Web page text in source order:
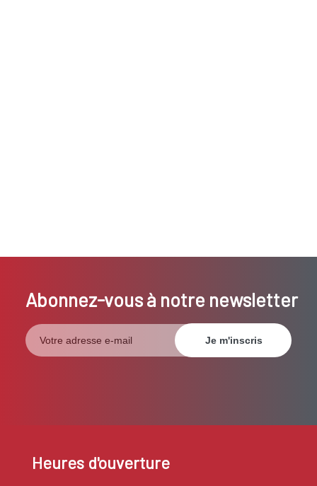
Abonnez-vous à notre newsletter
Heures d'ouverture